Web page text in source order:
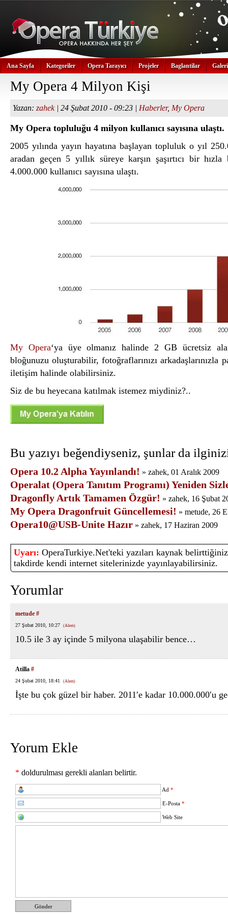
Ana Sayfa Kategoriler Opera Tarayıcı Projeler Baglantilar Galeri
My Opera 4 Milyon Kişi
Yazan: zahek| 24 Şubat 2010 - 09:23 | Haberler, My Opera
My Opera topluluğu 4 milyon kullanıcı sayısına ulaştı.
2005 yılında yayın hayatına başlayan topluluk o yıl
aradan geçen 5 yıllık süreye karşın şaşırtıcı bir
4.000.000 kullanıcı sayısına ulaştı.
My Opera‘ya üye olmanız halinde 2 GB ücretsiz
bloğunuzu oluşturabilir, fotoğraflarınızı arkadaşlarınızla
iletişim halinde olabilirsiniz.
Siz de bu heyecana katılmak istemez miydiniz?..
Bu yazıyı beğendiyseniz, şunlar da
Opera 10.2 Alpha Yayınlandı! » zahek, 01 Aralık 2009
Operalat (Opera Tanıtım Programı) Yeniden
Dragonfly Artık Tamamen Özgür! » zahek, 16 Şubat
My Opera Dragonfruit Güncellemesi! » metude, 26
Opera10@USB-Unite Hazır » zahek, 17 Haziran 2009
Uyarı: OperaTurkiye.Net'teki yazıları kaynak belirttiğiniz
takdirde kendi internet sitelerinizde yayınlayabilirsiniz.
Yorumlar
metude #
27 Şubat 2010, 10:27 (Alıntı)
10.5 ile 3 ay içinde 5 milyona ulaşabilir bence…
Atilla #
24 Şubat 2010, 18:41 (Alıntı)
İşte bu çok güzel bir haber. 2011′e kadar 10.000.000′u
Yorum Ekle
* doldurulması gerekli alanları belirtir.
Ad *
E-Posta *
Web Site
Gönder